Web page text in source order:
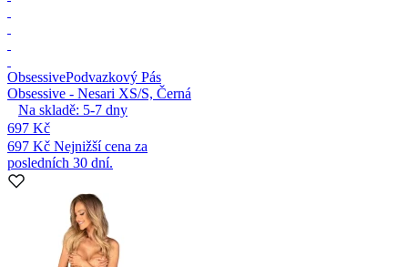
ObsessivePodvazkový Pás
Obsessive - Nesari XS/S, Černá
Na skladě: 5-7 dny
697 Kč
697 Kč Nejnižší cena za
posledních 30 dní.